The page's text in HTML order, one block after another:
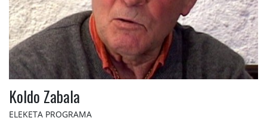
Koldo Zabala
ELEKETA PROGRAMA